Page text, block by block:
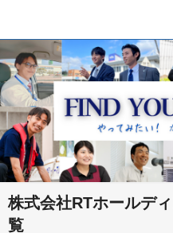
株式会社RTホールデ
覧